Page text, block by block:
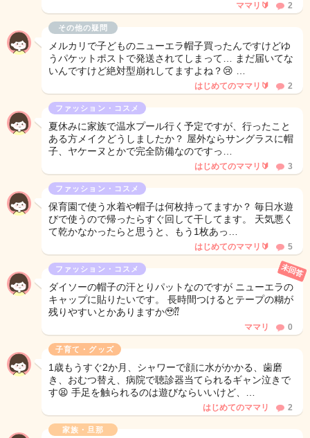
ママリ🔰 2
その他の疑問
メルカリで子どものニューエラ帽子買ったんですけどゆ
うパケットポストで発送されてしまって… まだ届いてな
いんですけど絶対型崩れしてますよね？😢 …
はじめてのママリ🔰 2
ファッション・コスメ
夏休みに家族で温水プール行く予定ですが、行ったこと
ある方メイクどうしましたか？ 屋外ならサングラスに帽
子、ヤケーヌとかで完全防備なのですっ…
はじめてのママリ🔰 3
ファッション・コスメ
保育園で使う水着や帽子は何枚持ってますか？ 毎日水遊
びで使うので帰ったらすぐ回して干してます。 天気悪く
て乾かなかったらと思うと、もう1枚あっ…
はじめてのママリ🔰 5
ファッション・コスメ
ダイソーの帽子の汗とりパットなのですが ニューエラの
キャップに貼りたいです。 長時間つけるとテープの糊が
残りやすいとかありますか🥹⁇
未回答
ママリ 0
子育て・グッズ
1歳もうすぐ2か月、シャワーで顔に水がかかる、歯磨
き、おむつ替え、病院で聴診器当てられるギャン泣きで
す😫 手足を触られるのは遊びならいいけど、…
はじめてのママリ 2
家族・旦那